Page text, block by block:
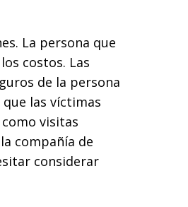
La persona que
costos. Las
de la persona
las víctimas
visitas
compañía de
considerar